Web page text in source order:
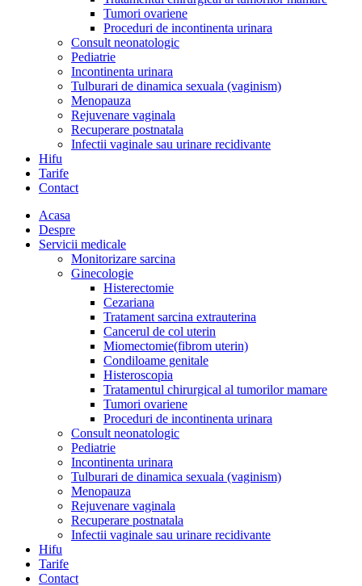
Tumori ovariene
Proceduri de incontinenta urinara
Consult neonatologic
Pediatrie
Incontinenta urinara
Tulburari de dinamica sexuala (vaginism)
Menopauza
Rejuvenare vaginala
Recuperare postnatala
Infectii vaginale sau urinare recidivante
Hifu
Tarife
Contact
Acasa
Despre
Servicii medicale
Monitorizare sarcina
Ginecologie
Histerectomie
Cezariana
Tratament sarcina extrauterina
Cancerul de col uterin
Miomectomie(fibrom uterin)
Condiloame genitale
Histeroscopia
Tratamentul chirurgical al tumorilor mamare
Tumori ovariene
Proceduri de incontinenta urinara
Consult neonatologic
Pediatrie
Incontinenta urinara
Tulburari de dinamica sexuala (vaginism)
Menopauza
Rejuvenare vaginala
Recuperare postnatala
Infectii vaginale sau urinare recidivante
Hifu
Tarife
Contact